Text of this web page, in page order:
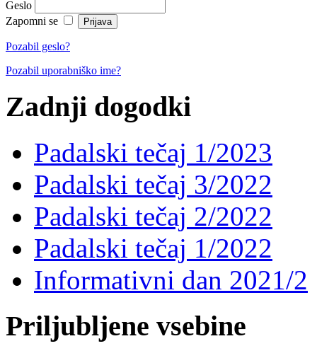
Geslo
Zapomni se
Pozabil geslo?
Pozabil uporabniško ime?
Zadnji dogodki
Padalski tečaj 1/2023
Padalski tečaj 3/2022
Padalski tečaj 2/2022
Padalski tečaj 1/2022
Informativni dan 2021/2
Priljubljene vsebine